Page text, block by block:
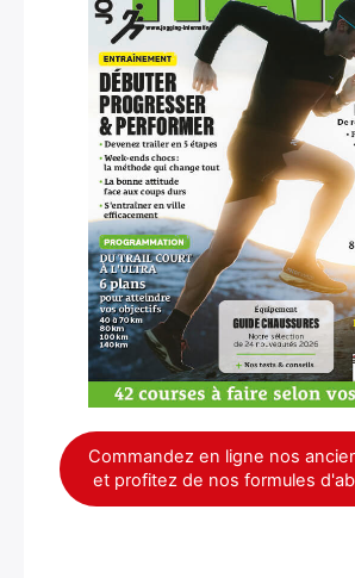
Commandez en ligne nos
et profitez de nos formules
Rechercher